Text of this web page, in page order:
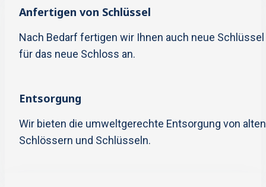
Anfertigen von Schlüssel
Nach Bedarf fertigen wir Ihnen auch neue Schlüssel
für das neue Schloss an.
Entsorgung
Wir bieten die umweltgerechte Entsorgung von alten
Schlössern und Schlüsseln.